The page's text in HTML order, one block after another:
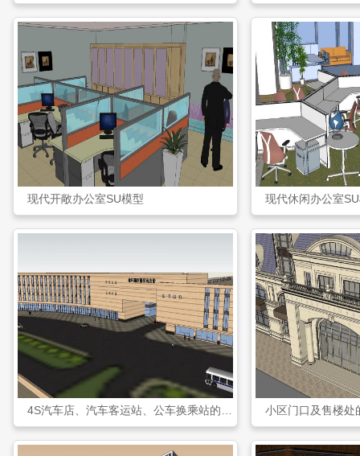
现代开敞办公室SU模型 现代休闲办公室
小区门口及售楼处